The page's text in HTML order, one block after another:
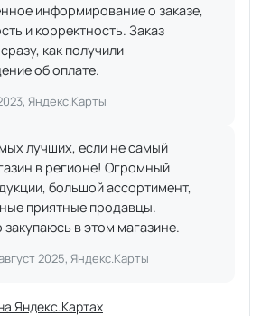
информирование о заказе,
и корректность. Заказ
как получили
об оплате.
Яндекс.Карты
лучших, если не самый
в регионе! Огромный
большой ассортимент,
приятные продавцы.
в этом магазине.
2025, Яндекс.Карты
Яндекс.Картах